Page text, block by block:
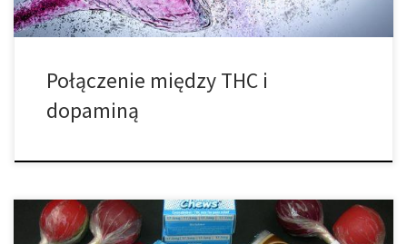
Połączenie między THC i
dopaminą